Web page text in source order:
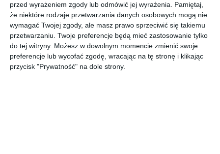
przed wyrażeniem zgody lub odmówić jej wyrażenia.
Pamiętaj,
że niektóre rodzaje przetwarzania danych osobowych mogą nie
wymagać Twojej zgody, ale masz prawo sprzeciwić się takiemu
przetwarzaniu. Twoje preferencje będą mieć zastosowanie tylko
do tej witryny. Możesz w dowolnym momencie zmienić swoje
preferencje lub wycofać zgodę, wracając na tę stronę i klikając
przycisk "Prywatność" na dole strony.
INSPIRACJA
Łazienka w szarym
marmurze z klasycznym
włącznikiem ze